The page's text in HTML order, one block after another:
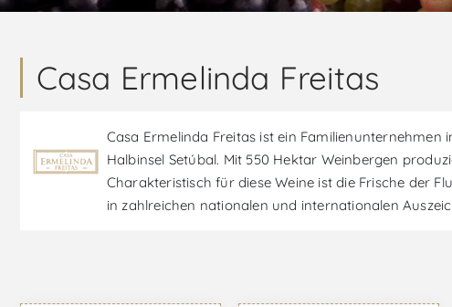
Casa Ermelinda Freitas
Casa Ermelinda Freitas ist ein Familienunternehmen
Halbinsel Setúbal. Mit 550 Hektar Weinbergen
Charakteristisch für diese Weine ist die Frische der
in zahlreichen nationalen und internationalen